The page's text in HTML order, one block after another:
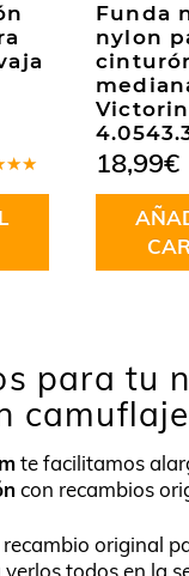
Funda
nylon
18,99€
para tu
te facilitamos
con recambios
original